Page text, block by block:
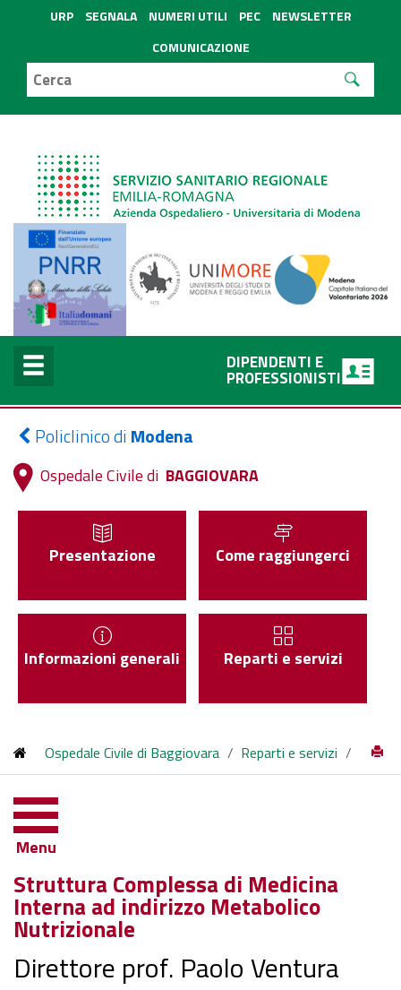
URP SEGNALA NUMERI UTILI PEC
NEWSLETTER
COMUNICAZIONE
DIPENDENTI E
PROFESSIONISTI
Policlinico di Modena
Ospedale Civile di BAGGIOVARA
Presentazione Come raggiungerci
Informazioni generali Reparti e servizi
Ospedale Civile di Baggiovara / Reparti e servizi /
Menu
Struttura Complessa di Medicina
Interna ad indirizzo Metabolico
Nutrizionale
Direttore prof. Paolo Ventura